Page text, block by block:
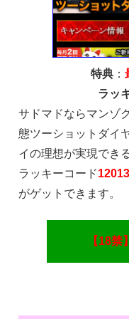
特典：
ラッ
サドマドならマンゾ
態ツーショットダイ
イの理想が実現でき
ラッキーコード12013
がゲットできます。
【18禁】